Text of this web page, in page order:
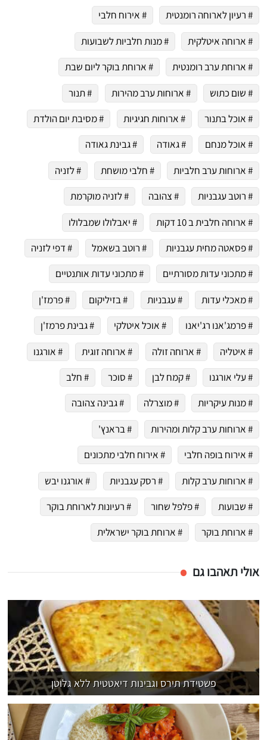
# רעיון לארוחה רומנטית
# אירוח חלבי
# ארוחה איטלקית
# מנות חלביות לשבועות
# ארוחת ערב רומנטית
# ארוחת בוקר ליום שבת
# שום כתוש
# ארוחות ערב מהירות
# תנור
# אוכל בתנור
# ארוחות חגיגיות
# מסיבת יום הולדת
# אוכל מנחם
# גאודה
# גבינת גאודה
# ארוחות ערב חלביות
# חלבי מושחת
# לזניה
# רוטב עגבניות
# צהובה
# לזניה מוקרמת
# ארוחה חלבית ב 10 דקות
# יאבלולו שמבלולו
# פסאטה מחית עגבניות
# רוטב בשאמל
# דפי לזניה
# מתכוני עדות מסורתיים
# מתכוני עדות אותנטיים
# מאכלי עדות
# עגבניות # בזיליקום
# פרמז'ן
# פרמג'אנו רג'יאנו
# אוכל איטלקי
# גבינת פרמז'ן
# איטליה
# ארוחה זולה # ארוחה זוגית
# אורגנו
# עלי אורגנו
# קמח לבן # סוכר
# חלב
# מנות עיקריות
# מוצרלה
# גבינה צהובה
# ארוחות ערב קלות ומהירות
# בראנץ'
# אירוח בופה חלבי
# אירוח חלבי מתכונים
# ארוחות ערב קלות
# רסק עגבניות
# אורגנו יבש
# שבועות
# פלפל שחור
# רעיונות לארוחת בוקר
# ארוחת בוקר
# ארוחת בוקר ישראלית
אולי תאהבו גם
פשטידת תירס וגבינות דיאטטית ללא גלוטן